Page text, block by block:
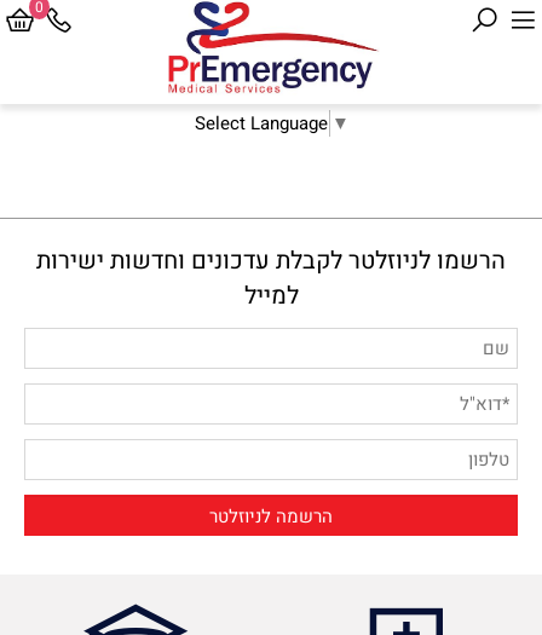
Select Language ▼
0
הרשמו לניוזלטר לקבלת עדכונים וחדשות ישירות
למייל